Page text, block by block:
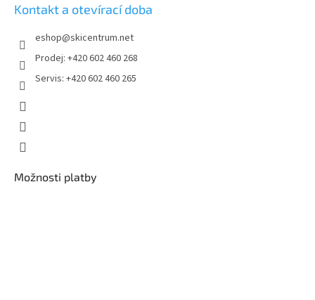
Kontakt a otevírací doba
eshop@skicentrum.net
Prodej: +420 602 460 268
Servis: +420 602 460 265
Možnosti platby